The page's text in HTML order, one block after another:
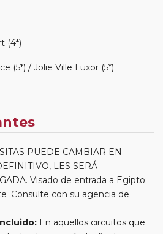
(4*)
(5*) / Jolie Ville Luxor (5*)
PUEDE CAMBIAR EN
LES SERÁ
Visado de entrada a Egipto:
.Consulte con su agencia de
En aquellos circuitos que